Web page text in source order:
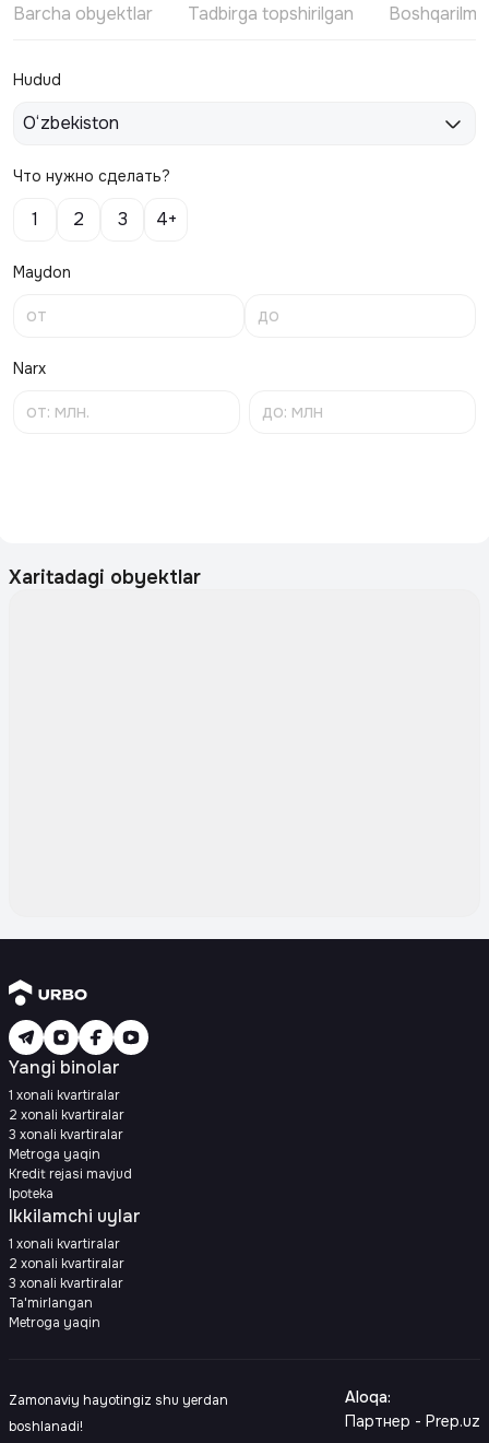
Barcha obyektlar Tadbirga topshirilgan
Hudud
O‘zbekiston
Что нужно сделать?
1 2 3 4+
Maydon
Narx
Xaritadagi obyektlar
Yangi binolar
1 xonali kvartiralar
2 xonali kvartiralar
3 xonali kvartiralar
Metroga yaqin
Kredit rejasi mavjud
Ipoteka
Ikkilamchi uylar
1 xonali kvartiralar
2 xonali kvartiralar
3 xonali kvartiralar
Ta'mirlangan
Metroga yaqin
Zamonaviy hayotingiz shu yerdan
boshlanadi!
Aloqa:
Партнер - Prep.uz